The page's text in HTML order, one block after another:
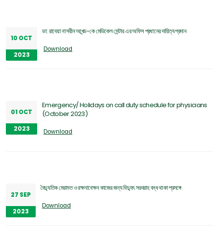
10 OCT
2023
ডা: রাবেয়া নাসরীন আখন্ড-কে মেডিকেল সেন্টার এর অফিস প্রধানের দায়িত্ব প্রদান
Download
01 OCT
2023
Emergency/ Holidays on call duty schedule for physicians
(October 2023)
Download
27 SEP
2023
বৈদ্যুতিক মেরামত ও রক্ষনাবেক্ষন কাজের জন্য বিদ্যুৎ সরবরাহ বন্ধ থাকা প্রসঙ্গে
Download